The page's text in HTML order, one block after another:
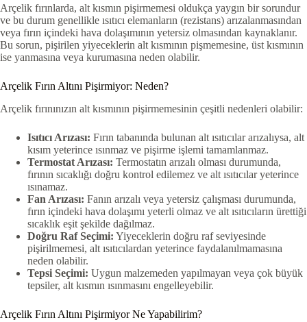
Arçelik fırınlarda, alt kısmın pişirmemesi oldukça yaygın bir sorundur
ve bu durum genellikle ısıtıcı elemanların (rezistans) arızalanmasından
veya fırın içindeki hava dolaşımının yetersiz olmasından kaynaklanır.
Bu sorun, pişirilen yiyeceklerin alt kısmının pişmemesine, üst kısmının
ise yanmasına veya kurumasına neden olabilir.
Arçelik Fırın Altını Pişirmiyor: Neden?
Arçelik fırınınızın alt kısmının pişirmemesinin çeşitli nedenleri olabilir:
Isıtıcı Arızası: Fırın tabanında bulunan alt ısıtıcılar arızalıysa, alt
kısım yeterince ısınmaz ve pişirme işlemi tamamlanmaz.
Termostat Arızası: Termostatın arızalı olması durumunda,
fırının sıcaklığı doğru kontrol edilemez ve alt ısıtıcılar yeterince
ısınamaz.
Fan Arızası: Fanın arızalı veya yetersiz çalışması durumunda,
fırın içindeki hava dolaşımı yeterli olmaz ve alt ısıtıcıların ürettiği
sıcaklık eşit şekilde dağılmaz.
Doğru Raf Seçimi: Yiyeceklerin doğru raf seviyesinde
pişirilmemesi, alt ısıtıcılardan yeterince faydalanılmamasına
neden olabilir.
Tepsi Seçimi: Uygun malzemeden yapılmayan veya çok büyük
tepsiler, alt kısmın ısınmasını engelleyebilir.
Arçelik Fırın Altını Pişirmiyor Ne Yapabilirim?